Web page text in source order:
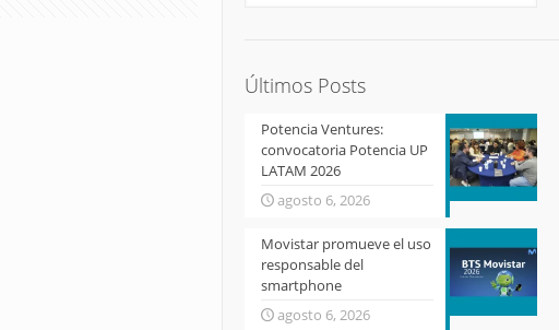
Últimos Posts
Potencia Ventures:
convocatoria Potencia UP
LATAM 2026
agosto 6, 2026
Movistar promueve el uso
responsable del
smartphone
agosto 6, 2026